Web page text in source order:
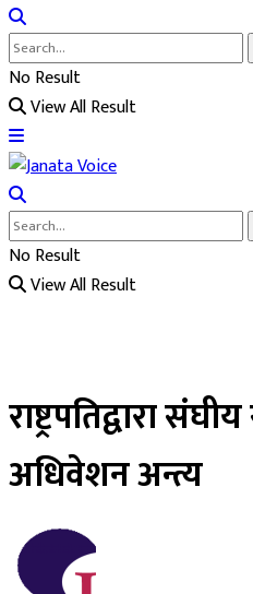
No Result
View All Result
No Result
View All Result
राष्ट्रपतिद्वारा
अधिवेशन अन्त्य